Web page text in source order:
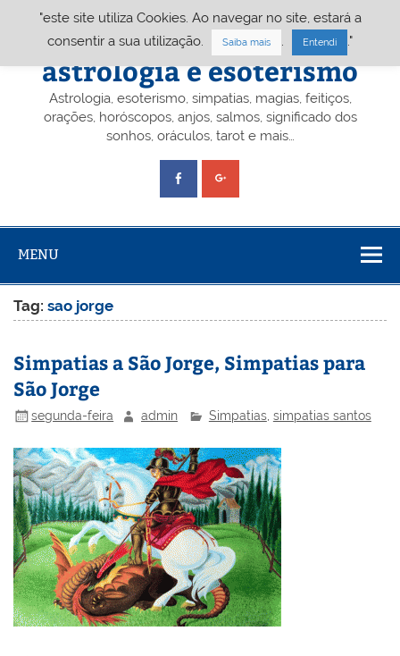
Portal A&E – Portal
astrologia e esoterismo
Astrologia, esoterismo, simpatias, magias, feitiços,
orações, horóscopos, anjos, salmos, significado dos
sonhos, oráculos, tarot e mais…
MENU
Tag:sao jorge
Simpatias a São Jorge, Simpatias para
São Jorge
segunda-feira admin Simpatias, simpatias santos
"este site utiliza Cookies. Ao navegar no site, estará a
consentir a sua utilização.
Saiba mais Entendi ."